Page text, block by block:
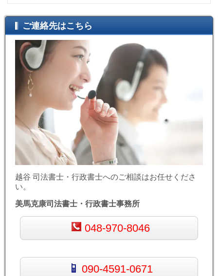
ご連絡先はこちら
越谷 司法書士・行政書士へのご相談はお任せくださ
い。
美馬克康司法書士・行政書士事務所
048-970-8046
090-4591-0671